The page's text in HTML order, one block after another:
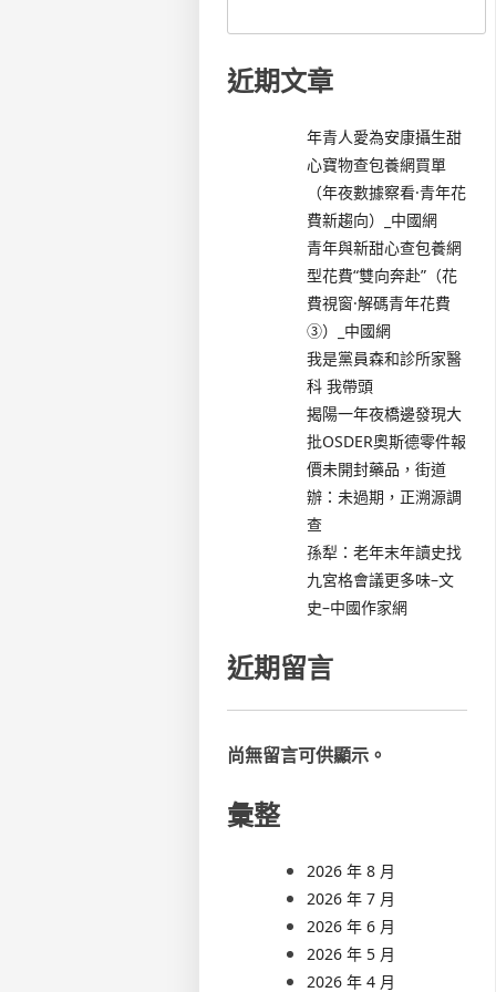
近期文章
年青人愛為安康攝生甜
心寶物查包養網買單
（年夜數據察看·青年花
費新趨向）_中國網
青年與新甜心查包養網
型花費“雙向奔赴”（花
費視窗·解碼青年花費
③）_中國網
我是黨員森和診所家醫
科 我帶頭
揭陽一年夜橋邊發現大
批OSDER奧斯德零件報
價未開封藥品，街道
辦：未過期，正溯源調
查
孫犁：老年末年讀史找
九宮格會議更多味–文
史–中國作家網
近期留言
尚無留言可供顯示。
彙整
2026 年 8 月
2026 年 7 月
2026 年 6 月
2026 年 5 月
2026 年 4 月